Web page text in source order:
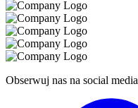
Obserwuj nas na social media